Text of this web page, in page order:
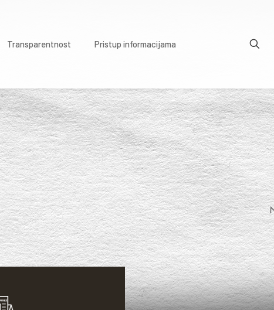
Transparentnost Pristup informacijama